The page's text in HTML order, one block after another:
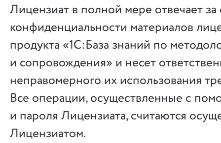
Лицензиат в полной мере отвечает
конфиденциальности материалов
продукта «1С:База знаний по
и сопровождения» и несет
неправомерного их использования
Все операции, осуществленные с
и пароля Лицензиата, считаются
Лицензиатом.